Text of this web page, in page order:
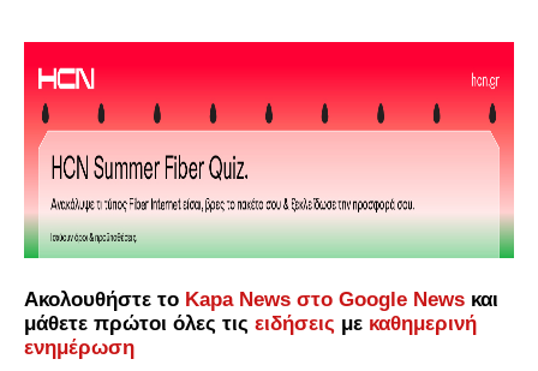
Ακολουθήστε το Kapa News στο Google News και
μάθετε πρώτοι όλες τις ειδήσεις με καθημερινή
ενημέρωση